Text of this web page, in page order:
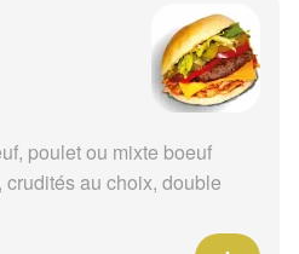
poulet ou mixte boeuf
au choix, double